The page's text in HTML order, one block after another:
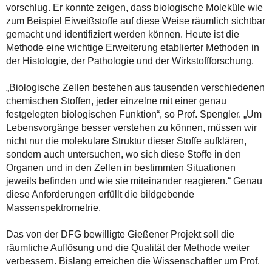
vorschlug. Er konnte zeigen, dass biologische Moleküle wie
zum Beispiel Eiweißstoffe auf diese Weise räumlich sichtbar
gemacht und identifiziert werden können. Heute ist die
Methode eine wichtige Erweiterung etablierter Methoden in
der Histologie, der Pathologie und der Wirkstoffforschung.
„Biologische Zellen bestehen aus tausenden verschiedenen
chemischen Stoffen, jeder einzelne mit einer genau
festgelegten biologischen Funktion“, so Prof. Spengler. „Um
Lebensvorgänge besser verstehen zu können, müssen wir
nicht nur die molekulare Struktur dieser Stoffe aufklären,
sondern auch untersuchen, wo sich diese Stoffe in den
Organen und in den Zellen in bestimmten Situationen
jeweils befinden und wie sie miteinander reagieren.“ Genau
diese Anforderungen erfüllt die bildgebende
Massenspektrometrie.
Das von der DFG bewilligte Gießener Projekt soll die
räumliche Auflösung und die Qualität der Methode weiter
verbessern. Bislang erreichen die Wissenschaftler um Prof.